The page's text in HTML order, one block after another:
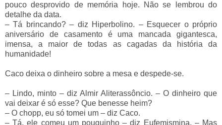
pouco desprovido de memória hoje. Não se lembrou do
detalhe da data.
– Tá brincando?– diz Hiperbolino. –Esquecer o próprio
aniversário de casamento é uma mancada gigantesca,
imensa, a maior de todas as cagadas da história da
humanidade!
Caco deixa o dinheiro sobre a mesa e despede-se.
– Lindo, minto – diz Almir Aliterassôncio. – O dinheiro que
vai deixar é só esse? Que benesse heim?
– O chopp, eu só tomei um – diz Caco.
– Tá, ele comeu um pouquinho– diz Eufemismina. –Mas